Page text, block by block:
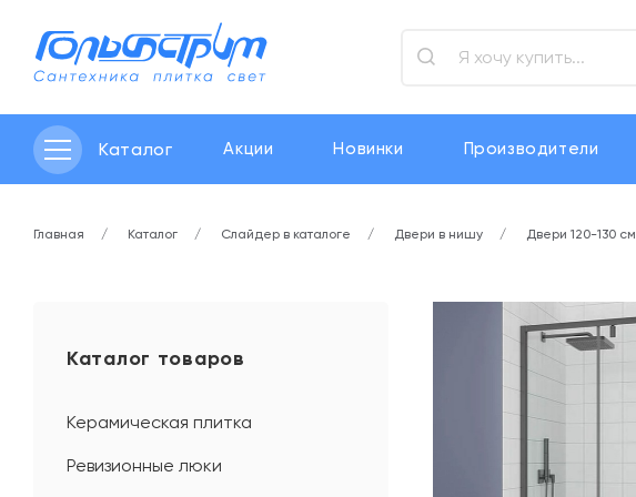
Каталог Акции Новинки Производители
Главная Каталог Слайдер в каталоге Двери в нишу Двери 120-130 см
Каталог товаров
Керамическая плитка
Ревизионные люки